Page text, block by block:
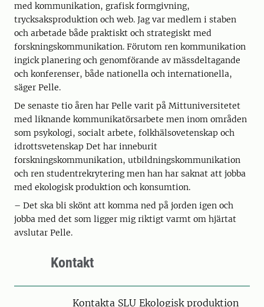
med kommunikation, grafisk formgivning,
trycksaksproduktion och web. Jag var medlem i staben
och arbetade både praktiskt och strategiskt med
forskningskommunikation. Förutom ren kommunikation
ingick planering och genomförande av mässdeltagande
och konferenser, både nationella och internationella,
säger Pelle.
De senaste tio åren har Pelle varit på Mittuniversitetet
med liknande kommunikatörsarbete men inom områden
som psykologi, socialt arbete, folkhälsovetenskap och
idrottsvetenskap Det har inneburit
forskningskommunikation, utbildningskommunikation
och ren studentrekrytering men han har saknat att jobba
med ekologisk produktion och konsumtion.
– Det ska bli skönt att komma ned på jorden igen och
jobba med det som ligger mig riktigt varmt om hjärtat
avslutar Pelle.
Kontakt
Kontakta SLU Ekologisk produktion